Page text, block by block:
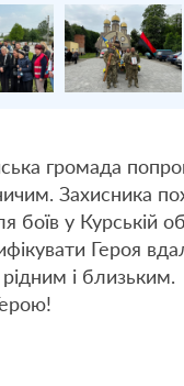
громада
Захисника
боїв у Курській
Героя
і близьким.